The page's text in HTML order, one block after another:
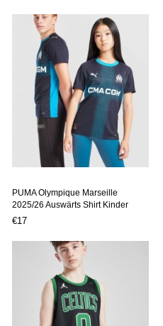
PUMA Olympique Marseille
2025/26 Auswärts Shirt Kinder
€17